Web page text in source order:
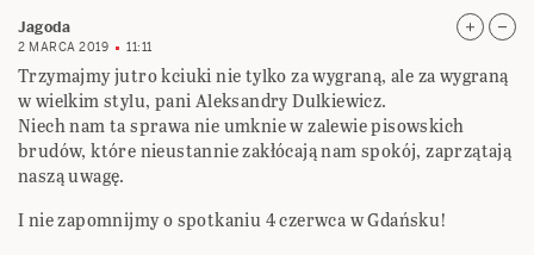
Jagoda
2 MARCA 2019 11:11
Trzymajmy jutro kciuki nie tylko za wygraną, ale za wygraną
w wielkim stylu, pani Aleksandry Dulkiewicz.
Niech nam ta sprawa nie umknie w zalewie pisowskich
brudów, które nieustannie zakłócają nam spokój, zaprzątają
naszą uwagę.
I nie zapomnijmy o spotkaniu 4 czerwca w Gdańsku!